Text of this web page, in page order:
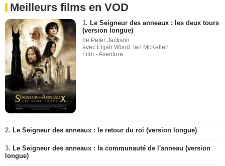
Meilleurs films en VOD
1. Le Seigneur des anneaux : les deux tours
(version longue)
de Peter Jackson
avec Elijah Wood, Ian McKellen
Film - Aventure
2. Le Seigneur des anneaux : le retour du roi (version longue)
3. Le Seigneur des anneaux : la communauté de l'anneau (version
longue)